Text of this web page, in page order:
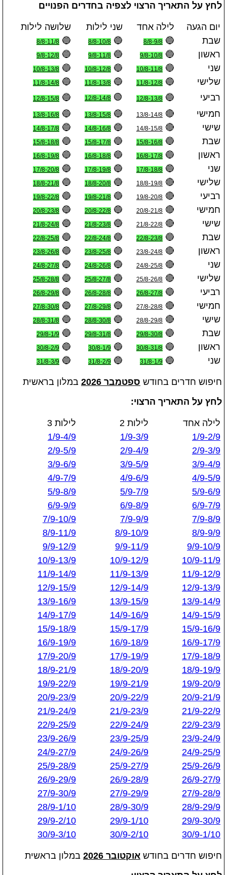
לחץ על התאריך הרצוי לצפיה בחדרים הפנויים
יום הגעה לילה אחד שני לילות
שלושה לילות
שבת
🔵
8/8-9/8
🔵
8/8-10/8
🔵
8/8-11/8
ראשון 🔵
9/8-10/8
🔵
9/8-11/8
🔵
9/8-12/8
שני 🔵
10/8-11/8
🔵
10/8-12/8
🔵
10/8-13/8
שלישי 🔵
11/8-12/8
🔵
11/8-13/8
🔵
11/8-14/8
רביעי 🔵
12/8-13/8
🟢
12/8-14/8
🔵
12/8-15/8
חמישי 🔴
13/8-14/8
🔵
13/8-15/8
🔵
13/8-16/8
שישי 🔴
14/8-15/8
🔵
14/8-16/8
🔵
14/8-17/8
שבת 🔵
15/8-16/8
🔵
15/8-17/8
🔵
15/8-18/8
ראשון 🔵
16/8-17/8
🔵
16/8-18/8
🔵
16/8-19/8
שני 🔵
17/8-18/8
🔵
17/8-19/8
🔵
17/8-20/8
שלישי 🔴
18/8-19/8
🔵
18/8-20/8
🔵
18/8-21/8
רביעי 🔴
19/8-20/8
🔵
19/8-21/8
🔵
19/8-22/8
חמישי 🔴
20/8-21/8
🔵
20/8-22/8
🔵
20/8-23/8
שישי 🔴
21/8-22/8
🔵
21/8-23/8
🔵
21/8-24/8
שבת 🔵
22/8-23/8
🔵
22/8-24/8
🔵
22/8-25/8
ראשון 🔴
23/8-24/8
🔵
23/8-25/8
🔵
23/8-26/8
שני 🔴
24/8-25/8
🔵
24/8-26/8
🔵
24/8-27/8
שלישי 🔴
25/8-26/8
🔵
25/8-27/8
🔵
25/8-28/8
רביעי 🔵
26/8-27/8
🔵
26/8-28/8
🔵
26/8-29/8
חמישי 🔴
27/8-28/8
🔵
27/8-29/8
🔵
27/8-30/8
שישי 🔴
28/8-29/8
🔵
28/8-30/8
🔵
28/8-31/8
שבת 🔵
29/8-30/8
🔵
29/8-31/8
🔵
29/8-1/9
ראשון 🔵
30/8-31/8
🔵
30/8-1/9
🔵
30/8-2/9
שני 🔵
31/8-1/9
🔵
31/8-2/9
🔵
31/8-3/9
חיפוש חדרים בחודש ספטמבר 2026
במלון בראשית
לחץ על התאריך הרצוי:
לילה אחד לילות 2
לילות 3
1/9-2/9
1/9-3/9
1/9-4/9
2/9-3/9
2/9-4/9
2/9-5/9
3/9-4/9
3/9-5/9
3/9-6/9
4/9-5/9
4/9-6/9
4/9-7/9
5/9-6/9
5/9-7/9
5/9-8/9
6/9-7/9
6/9-8/9
6/9-9/9
7/9-8/9
7/9-9/9
7/9-10/9
8/9-9/9
8/9-10/9
8/9-11/9
9/9-10/9
9/9-11/9
9/9-12/9
10/9-11/9
10/9-12/9
10/9-13/9
11/9-12/9
11/9-13/9
11/9-14/9
12/9-13/9
12/9-14/9
12/9-15/9
13/9-14/9
13/9-15/9
13/9-16/9
14/9-15/9
14/9-16/9
14/9-17/9
15/9-16/9
15/9-17/9
15/9-18/9
16/9-17/9
16/9-18/9
16/9-19/9
17/9-18/9
17/9-19/9
17/9-20/9
18/9-19/9
18/9-20/9
18/9-21/9
19/9-20/9
19/9-21/9
19/9-22/9
20/9-21/9
20/9-22/9
20/9-23/9
21/9-22/9
21/9-23/9
21/9-24/9
22/9-23/9
22/9-24/9
22/9-25/9
23/9-24/9
23/9-25/9
23/9-26/9
24/9-25/9
24/9-26/9
24/9-27/9
25/9-26/9
25/9-27/9
25/9-28/9
26/9-27/9
26/9-28/9
26/9-29/9
27/9-28/9
27/9-29/9
27/9-30/9
28/9-29/9
28/9-30/9
28/9-1/10
29/9-30/9
29/9-1/10
29/9-2/10
30/9-1/10
30/9-2/10
30/9-3/10
חיפוש חדרים בחודש אוקטובר 2026
במלון בראשית